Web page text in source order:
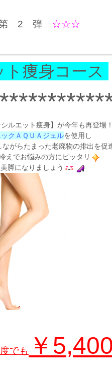
2 弾 ☆☆☆
痩身コース
ルエット痩身】が今年も再登場！
クＡＱＵＡジェルを使用し
ながらたまった老廃物の排出を促
えでお悩みの方にピッタリ
脚になりましょう
でも ￥5,400